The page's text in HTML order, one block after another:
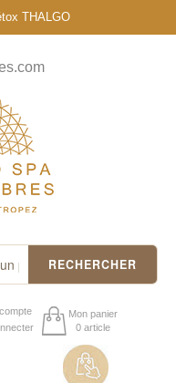
THALGO
RECHERCHER
Mon panier
0 article